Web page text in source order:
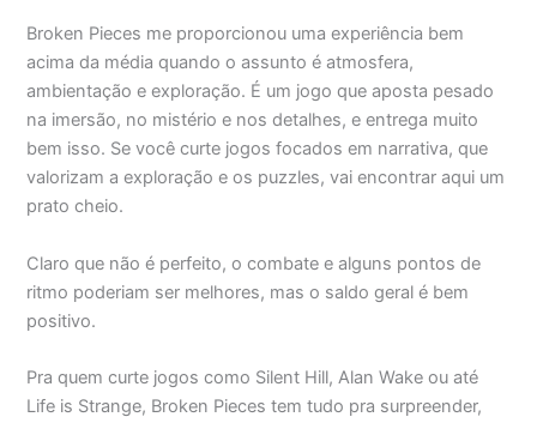
Broken Pieces me proporcionou uma experiência bem
acima da média quando o assunto é atmosfera,
ambientação e exploração. É um jogo que aposta pesado
na imersão, no mistério e nos detalhes, e entrega muito
bem isso. Se você curte jogos focados em narrativa, que
valorizam a exploração e os puzzles, vai encontrar aqui um
prato cheio.
Claro que não é perfeito, o combate e alguns pontos de
ritmo poderiam ser melhores, mas o saldo geral é bem
positivo.
Pra quem curte jogos como Silent Hill, Alan Wake ou até
Life is Strange, Broken Pieces tem tudo pra surpreender,